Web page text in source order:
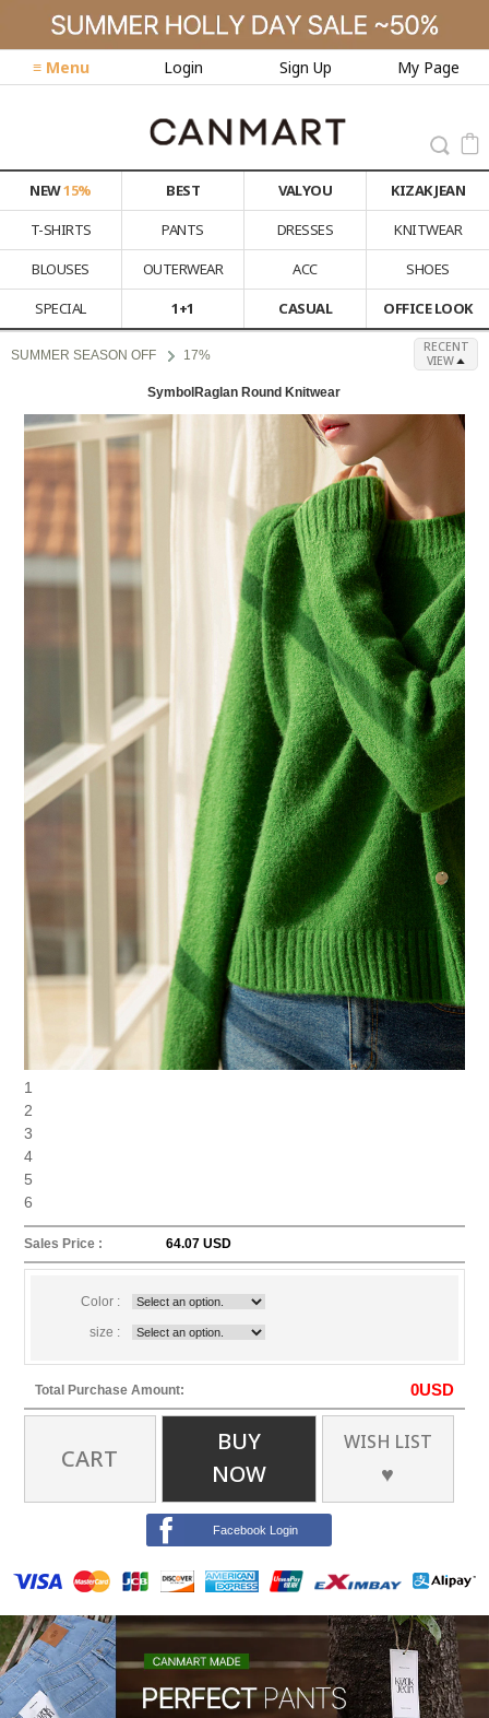
≡ Menu Login Sign Up My Page
NEW15% BEST VALYOU
KIZAK JEAN
T-SHIRTS
PANTS DRESSES
KNITWEAR
BLOUSES
OUTERWEAR ACC
SHOES
SPECIAL
1+1 CASUAL OFFICE LOOK
SUMMER SEASON OFF 17%
RECENT
VIEW
SymbolRaglan Round Knitwear
1
2
3
4
5
6
Sales Price : 64.07 USD
Color :
size :
Total Purchase Amount: 0USD
CART
BUY
NOW
WISH LIST
♥
Facebook Login